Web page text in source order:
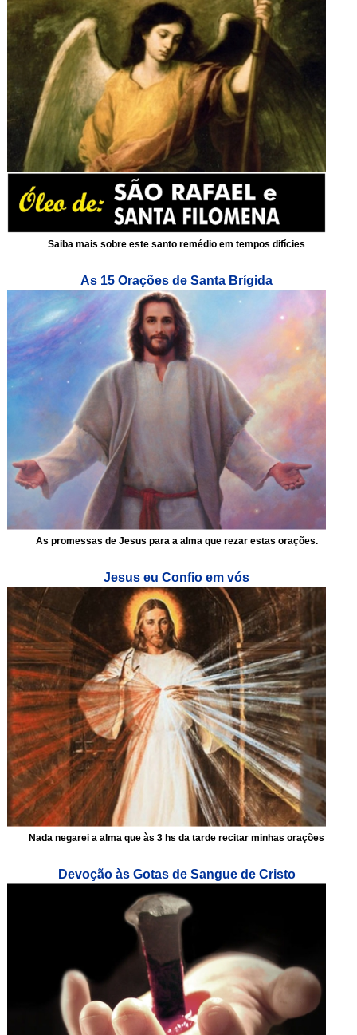
Saiba mais sobre este santo remédio em tempos difícies
As 15 Orações de Santa Brígida
As promessas de Jesus para a alma que rezar estas orações.
Jesus eu Confio em vós
Nada negarei a alma que às 3 hs da tarde recitar minhas orações
Devoção às Gotas de Sangue de Cristo